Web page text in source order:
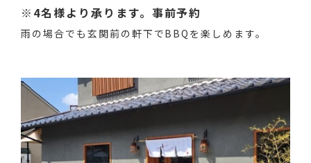
※4名様より承ります。事前予約
雨の場合でも玄関前の軒下でBBQを楽しめます。